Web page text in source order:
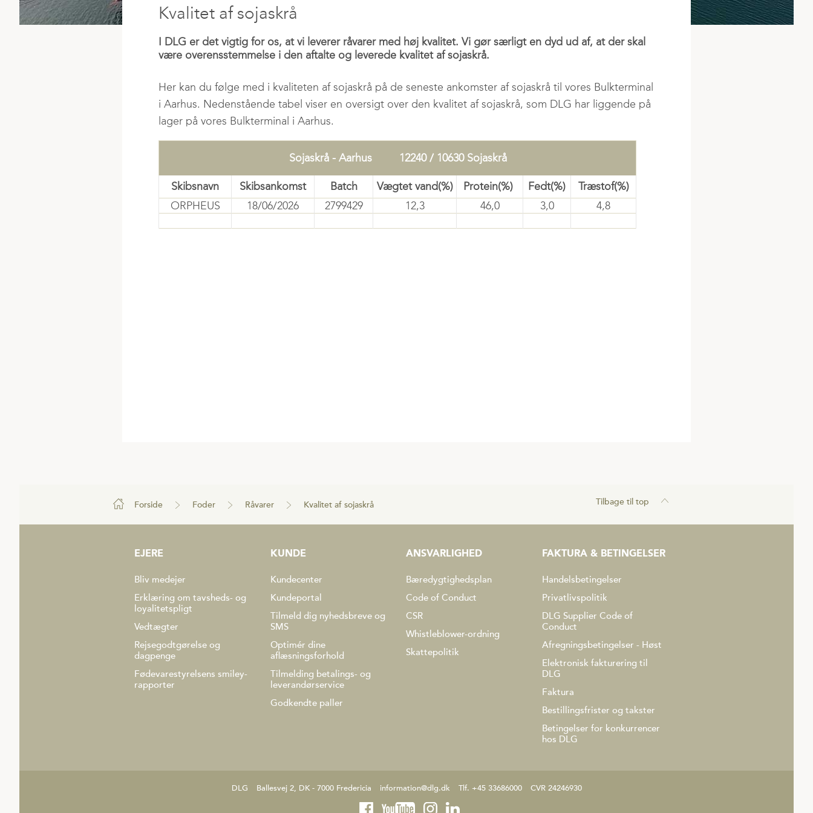
Kvalitet af sojaskrå
I DLG er det vigtig for os, at vi leverer råvarer med høj kvalitet. Vi gør særligt en dyd ud af, at der skal
være overensstemmelse i den aftalte og leverede kvalitet af sojaskrå.
Her kan du følge med i kvaliteten af sojaskrå på de seneste ankomster af sojaskrå til vores Bulkterminal
i Aarhus. Nedenstående tabel viser en oversigt over den kvalitet af sojaskrå, som DLG har liggende på
lager på vores Bulkterminal i Aarhus.
Sojaskrå - Aarhus 12240 / 10630 Sojaskrå
Skibsnavn Skibsankomst Batch Vægtet vand(%) Protein(%) Fedt(%)
Træstof(%)
ORPHEUS
18/06/2026 2799429 12,3 46,0 3,0 4,8
Forside Foder Råvarer Kvalitet af sojaskrå Tilbage til top
EJERE
Bliv medejer
Erklæring om tavsheds- og
loyalitetspligt
Vedtægter
Rejsegodtgørelse og
dagpenge
Fødevarestyrelsens smiley-
rapporter
KUNDE
Kundecenter
Kundeportal
Tilmeld dig nyhedsbreve og
SMS
Optimér dine
aflæsningsforhold
Tilmelding betalings- og
leverandørservice
Godkendte paller
ANSVARLIGHED
Bæredygtighedsplan
Code of Conduct
CSR
Whistleblower-ordning
Skattepolitik
FAKTURA & BETINGELSER
Handelsbetingelser
Privatlivspolitik
DLG Supplier Code of
Conduct
Afregningsbetingelser - Høst
Elektronisk fakturering til
DLG
Faktura
Bestillingsfrister og takster
Betingelser for konkurrencer
hos DLG
DLG Ballesvej 2, DK - 7000 Fredericia information@dlg.dk Tlf. +45 33686000 CVR 24246930